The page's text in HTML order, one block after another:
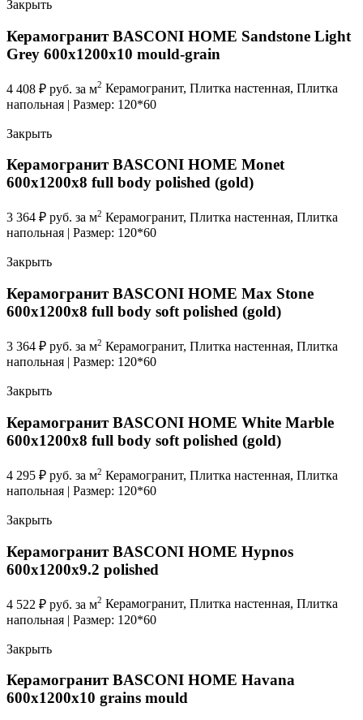
Закрыть
Керамогранит BASCONI HOME Sandstone Light
Grey 600x1200x10 mould-grain
4 408 ₽ руб. за м2 Керамогранит, Плитка настенная, Плитка
напольная | Размер: 120*60
Закрыть
Керамогранит BASCONI HOME Monet
600x1200x8 full body polished (gold)
3 364 ₽ руб. за м2 Керамогранит, Плитка настенная, Плитка
напольная | Размер: 120*60
Закрыть
Керамогранит BASCONI HOME Max Stone
600x1200x8 full body soft polished (gold)
3 364 ₽ руб. за м2 Керамогранит, Плитка настенная, Плитка
напольная | Размер: 120*60
Закрыть
Керамогранит BASCONI HOME White Marble
600x1200x8 full body soft polished (gold)
4 295 ₽ руб. за м2 Керамогранит, Плитка настенная, Плитка
напольная | Размер: 120*60
Закрыть
Керамогранит BASCONI HOME Hypnos
600x1200x9.2 polished
4 522 ₽ руб. за м2 Керамогранит, Плитка настенная, Плитка
напольная | Размер: 120*60
Закрыть
Керамогранит BASCONI HOME Havana
600x1200x10 grains mould